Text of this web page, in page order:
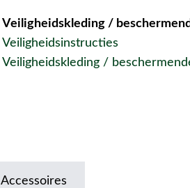
Veiligheidskleding /
Veiligheidsinstructies
Veiligheidskleding /
Accessoires